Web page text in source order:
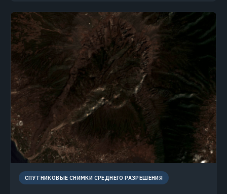
СПУТНИКОВЫЕ СНИМКИ СРЕДНЕГО РАЗРЕШЕНИЯ